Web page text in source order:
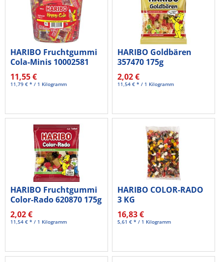
HARIBO Fruchtgummi
Cola-Minis 10002581
10g...
11,55 €
11,79 € * / 1 Kilogramm
HARIBO Goldbären
357470 175g
2,02 €
11,54 € * / 1 Kilogramm
HARIBO Fruchtgummi
Color-Rado 620870 175g
2,02 €
11,54 € * / 1 Kilogramm
HARIBO COLOR-RADO
3 KG
16,83 €
5,61 € * / 1 Kilogramm